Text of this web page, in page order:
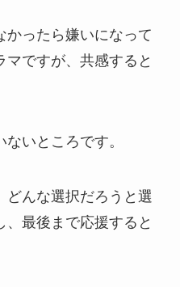
かったら嫌いになって
ですが、共感すると
いところです。
どんな選択だろうと選
最後まで応援すると